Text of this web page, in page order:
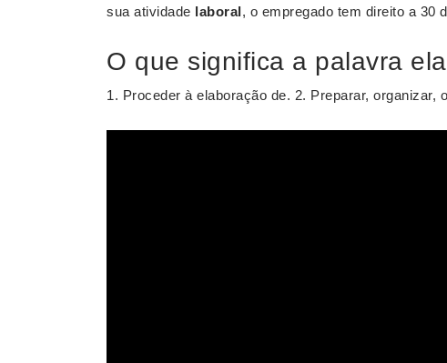
sua atividade laboral, o empregado tem direito a 30
O que significa a palavra
1. Proceder à elaboração de. 2. Preparar,